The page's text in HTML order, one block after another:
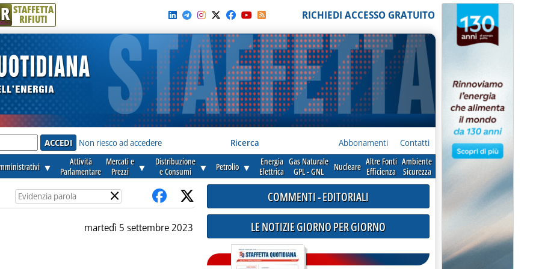
R STAFFETTA
RIFIUTI RICHIEDI ACCESSO GRATUITO
Non riesco ad accedere Ricerca Abbonamenti Contatti
▼
Attività
Parlamentare
Mercati e
Prezzi
▼
Distribuzione
e Consumi
▼ Petrolio ▼
Energia
Elettrica
Gas Naturale
GPL - GNL
Nucleare Altre Fonti
Efficienza
Ambiente
Sicurezza
×
martedì 5 settembre 2023
COMMENTI - EDITORIALI
LE NOTIZIE GIORNO PER GIORNO